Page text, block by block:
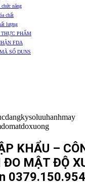
năng
chất
lượng
THỰC PHẨM
FDA
SỐ DUNS
KHẨU –
ĐO MẬT ĐỘ
0379.150.954